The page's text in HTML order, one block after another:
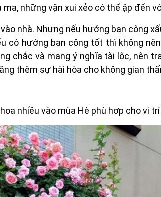
những vận xui xẻo có thể ập đến
nhà. Nhưng nếu hướng ban công
có hướng ban công tốt thì không
chắc và mang ý nghĩa tài lộc, nên
thêm sự hài hòa cho không gian
nhiều vào mùa Hè phù hợp cho vị